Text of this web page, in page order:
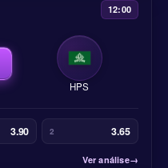
12:00
HPS
3.90 2 3.65
Ver análise→